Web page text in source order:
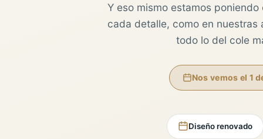
Y eso mismo estamos
cada detalle, como en nuestras
todo lo del cole
Nos vemos el 1
Diseño renovado